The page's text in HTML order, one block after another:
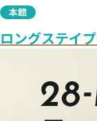
本館
ロングステイ